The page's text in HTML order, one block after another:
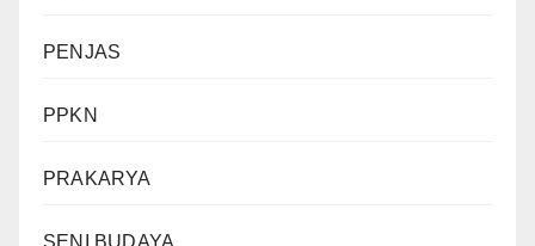
PENJAS
PPKN
PRAKARYA
SENI BUDAYA